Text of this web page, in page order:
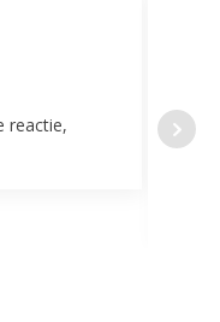
reactie,
door